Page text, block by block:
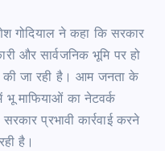
गोदियाल ने कहा कि सरकार
और सार्वजनिक भूमि पर हो
की जा रही है। आम जनता के
भू माफियाओं का नेटवर्क
प्रभावी कार्रवाई करने
है।